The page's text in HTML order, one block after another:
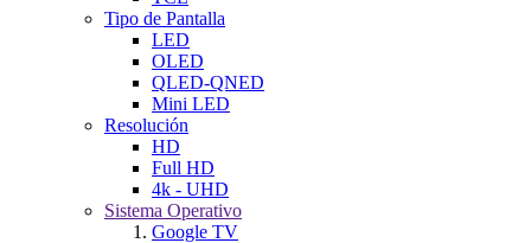
Tipo de Pantalla
LED
OLED
QLED-QNED
Mini LED
Resolución
HD
Full HD
4k - UHD
Sistema Operativo
Google TV